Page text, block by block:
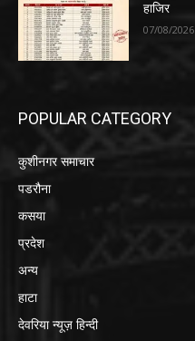
हाजिर
07/08/2026
POPULAR CATEGORY
कुशीनगर समाचार
पडरौना
कसया
प्रदेश
अन्य
हाटा
देवरिया न्यूज़ हिन्दी